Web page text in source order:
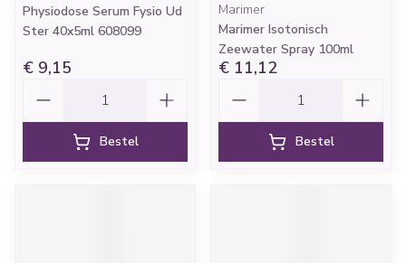
Physiodose Serum Fysio Ud
Ster 40x5ml 608099
€ 9,15
Bestel
Marimer
Marimer Isotonisch
Zeewater Spray 100ml
€ 11,12
Bestel